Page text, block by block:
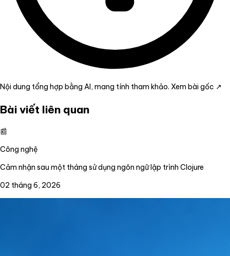
Nội dung tổng hợp bằng AI, mang tính tham khảo. Xem bài gốc ↗
Bài viết liên quan
📰
Công nghệ
Cảm nhận sau một tháng sử dụng ngôn ngữ lập trình Clojure
02 tháng 6, 2026